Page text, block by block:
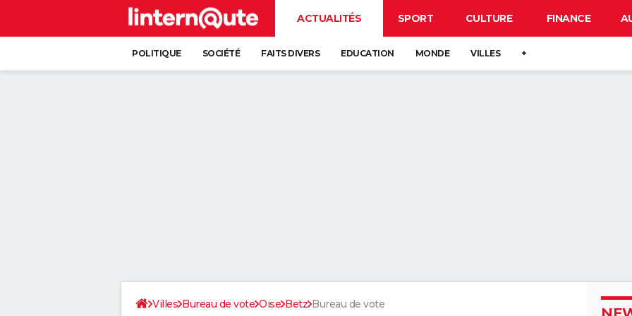
ACTUALITÉS SPORT CULTURE FINANCE
POLITIQUE SOCIÉTÉ FAITS DIVERS EDUCATION MONDE VILLES +
Villes Bureau de vote Oise Betz Bureau de vote